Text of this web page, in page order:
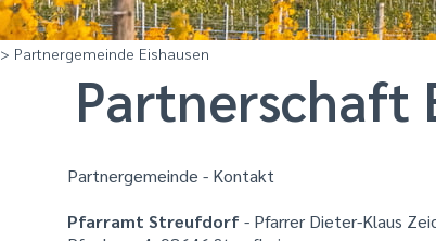
> Partnergemeinde Eishausen
Partnerschaft
Partnergemeinde - Kontakt
Pfarramt Streufdorf- Pfarrer Dieter-Klaus